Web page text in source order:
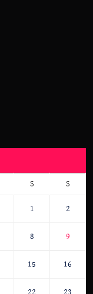
S S
1 2
8 9
15 16